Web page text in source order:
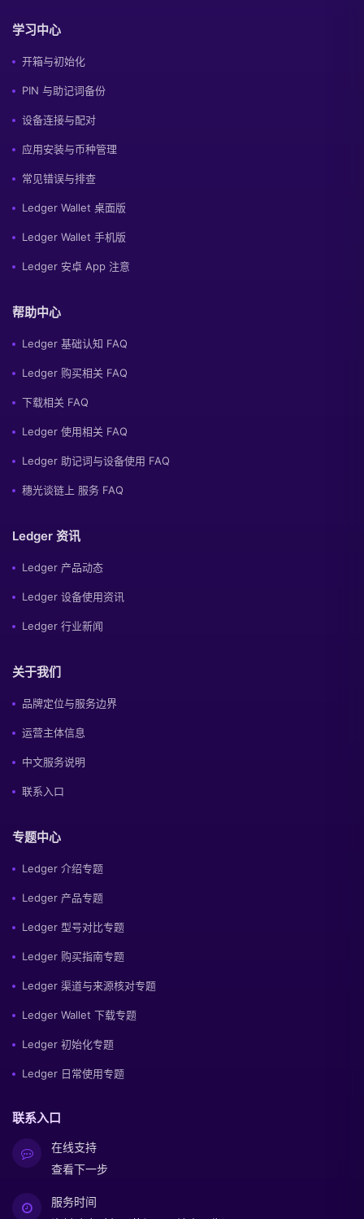
学习中心
开箱与初始化
PIN 与助记词备份
设备连接与配对
应用安装与币种管理
常见错误与排查
Ledger Wallet 桌面版
Ledger Wallet 手机版
Ledger 安卓 App 注意
帮助中心
Ledger 基础认知 FAQ
Ledger 购买相关 FAQ
下载相关 FAQ
Ledger 使用相关 FAQ
Ledger 助记词与设备使用 FAQ
穗光谈链上 服务 FAQ
Ledger 资讯
Ledger 产品动态
Ledger 设备使用资讯
Ledger 行业新闻
关于我们
品牌定位与服务边界
运营主体信息
中文服务说明
联系入口
专题中心
Ledger 介绍专题
Ledger 产品专题
Ledger 型号对比专题
Ledger 购买指南专题
Ledger 渠道与来源核对专题
Ledger Wallet 下载专题
Ledger 初始化专题
Ledger 日常使用专题
联系入口
在线支持
查看下一步
服务时间